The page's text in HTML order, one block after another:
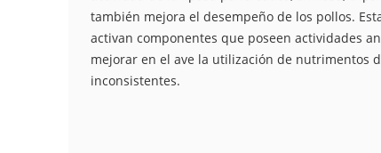
también mejora el desempeño de los pollos.
activan componentes que poseen actividades
mejorar en el ave la utilización de nutrimentos
inconsistentes.